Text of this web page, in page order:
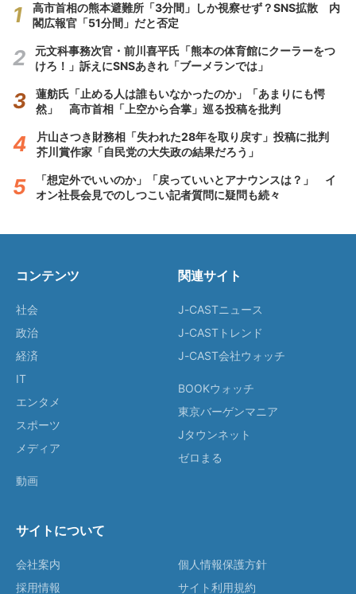
高市首相の熊本避難所「3分間」しか視察せず？SNS拡散 内
閣広報官「51分間」だと否定
元文科事務次官・前川喜平氏「熊本の体育館にクーラーをつ
けろ！」訴えにSNSあきれ「ブーメランでは」
蓮舫氏「止める人は誰もいなかったのか」「あまりにも愕
然」 高市首相「上空から合掌」巡る投稿を批判
片山さつき財務相「失われた28年を取り戻す」投稿に批判
芥川賞作家「自民党の大失政の結果だろう」
「想定外でいいのか」「戻っていいとアナウンスは？」 イ
オン社長会見でのしつこい記者質問に疑問も続々
コンテンツ
社会
政治
経済
IT
エンタメ
スポーツ
メディア
動画
関連サイト
J-CASTニュース
J-CASTトレンド
J-CAST会社ウォッチ
BOOKウォッチ
東京バーゲンマニア
Jタウンネット
ゼロまる
サイトについて
会社案内
採用情報
個人情報保護方針
サイト利用規約